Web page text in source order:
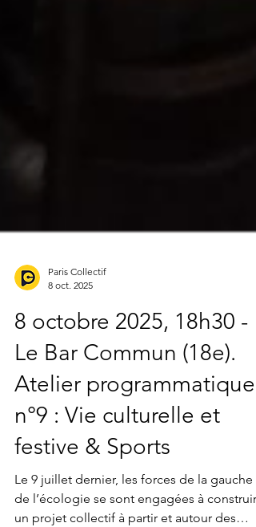
Paris Collectif
8 oct. 2025
8 octobre 2025, 18h30 -
Le Bar Commun (18e).
Atelier programmatique
n°9 : Vie culturelle et
festive & Sports
Le 9 juillet dernier, les forces de la gauche